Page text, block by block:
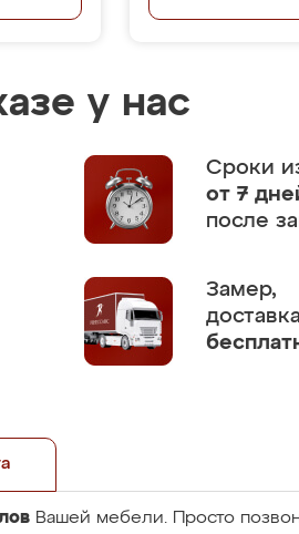
у нас
Сроки
от 7
после
Замер,
Вашей мебели. Просто